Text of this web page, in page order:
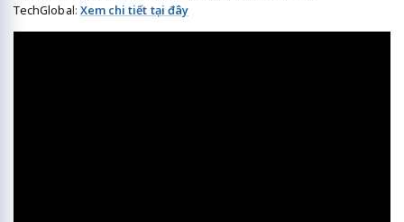
TechGlobal: Xem chi tiết tại đây